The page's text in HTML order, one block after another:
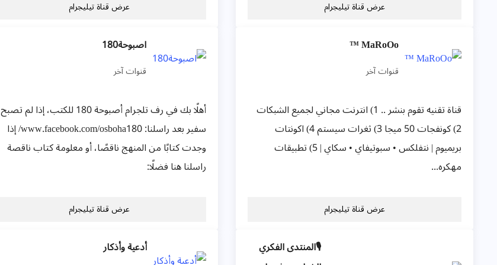
عرض قناة تيليجرام عرض قناة تيليجرام
MaRoOo ™
قنوات آخر
قناة تقنيه تقوم بنشر .. 1) انترنت مجاني لجميع الشبكات
2) كونفجات 50 ميجا 3) ثغرات سيستم 4) اكونتات
بريميوم | نتفلكس • سبوتيفاي • سكاي | 5) تطبيقات
مهكره...
عرض قناة تيليجرام
اصبوحة180
قنوات آخر
أهلًا بك في رف تلجرام أصبوحة 180 للكتب، إذا لم تصبح
سفير بعد راسلنا: www.facebook.com/osboha180/ إذا
وجدت كتابًا من المنهج ناقصًا، أو معلومة كتاب ناقصة
راسلنا هنا فضلًا:
عرض قناة تيليجرام
🎙️المنتدى الفكري
أدعية وأذكار